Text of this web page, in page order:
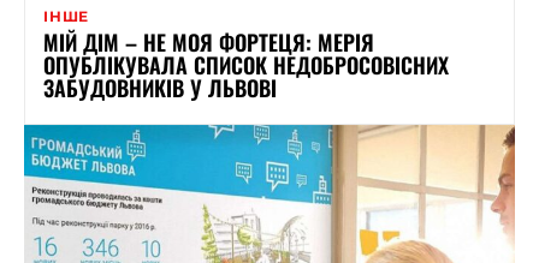
ІНШЕ
МІЙ ДІМ – НЕ МОЯ ФОРТЕЦЯ: МЕРІЯ
ОПУБЛІКУВАЛА СПИСОК НЕДОБРОСОВІСНИХ
ЗАБУДОВНИКІВ У ЛЬВОВІ